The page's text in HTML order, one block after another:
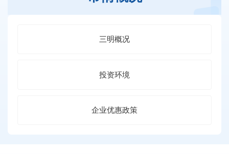
三明概况
投资环境
企业优惠政策